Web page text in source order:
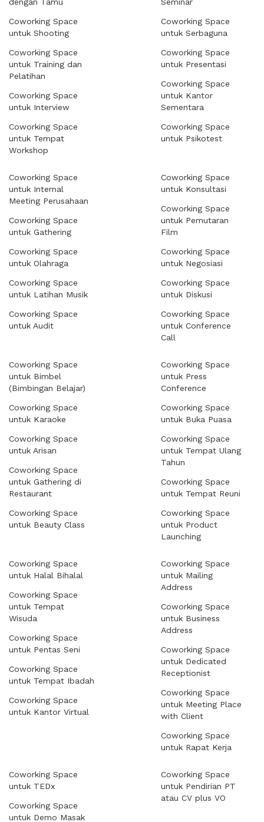
Coworking Space
untuk Shooting
Coworking Space
untuk Training dan
Pelatihan
Coworking Space
untuk Interview
Coworking Space
untuk Tempat
Workshop
Coworking Space
untuk Serbaguna
Coworking Space
untuk Presentasi
Coworking Space
untuk Kantor
Sementara
Coworking Space
untuk Psikotest
Coworking Space
untuk Internal
Meeting Perusahaan
Coworking Space
untuk Gathering
Coworking Space
untuk Olahraga
Coworking Space
untuk Latihan Musik
Coworking Space
untuk Audit
Coworking Space
untuk Konsultasi
Coworking Space
untuk Pemutaran
Film
Coworking Space
untuk Negosiasi
Coworking Space
untuk Diskusi
Coworking Space
untuk Conference
Call
Coworking Space
untuk Bimbel
(Bimbingan Belajar)
Coworking Space
untuk Karaoke
Coworking Space
untuk Arisan
Coworking Space
untuk Gathering di
Restaurant
Coworking Space
untuk Beauty Class
Coworking Space
untuk Press
Conference
Coworking Space
untuk Buka Puasa
Coworking Space
untuk Tempat Ulang
Tahun
Coworking Space
untuk Tempat Reuni
Coworking Space
untuk Product
Launching
Coworking Space
untuk Halal Bihalal
Coworking Space
untuk Tempat
Wisuda
Coworking Space
untuk Pentas Seni
Coworking Space
untuk Tempat Ibadah
Coworking Space
untuk Kantor Virtual
Coworking Space
untuk Mailing
Address
Coworking Space
untuk Business
Address
Coworking Space
untuk Dedicated
Receptionist
Coworking Space
untuk Meeting Place
with Client
Coworking Space
untuk Rapat Kerja
Coworking Space
untuk TEDx
Coworking Space
untuk Demo Masak
Coworking Space
untuk Pendirian PT
atau CV plus VO